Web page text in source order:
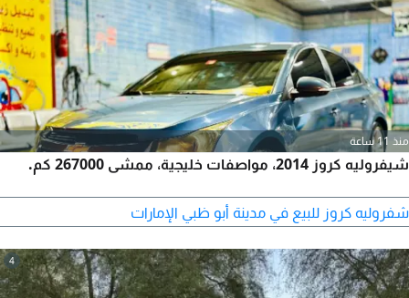
منذ 11 ساعة
شيفروليه كروز 2014، مواصفات خليجية، ممشى 267000 كم.
شفروليه كروز للبيع في مدينة أبو ظبي الإمارات
4